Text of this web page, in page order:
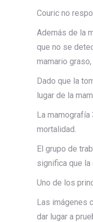
Couric no
Además de la
que no se
mamario
Dado que la
lugar de la
La
mortalidad.
El grupo de
significa que
Uno de los
Las imágenes
dar lugar a